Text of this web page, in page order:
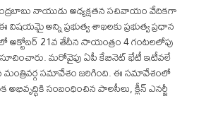
నాయుడు అధ్యక్షతన సచివాయం వేదికగా
అన్ని ప్రభుత్వ శాఖలకు ప్రభుత్వ ప్రధాన
అక్టోబర్ 21వ తేదీన సాయంత్రం 4 గంటలలోపు
మరోవైపు ఏపీ కేబినెట్ భేటీ ఇటీవలే
మంత్రివర్గ సమావేశం జరిగింది. ఈ సమావేశంలో
సంబంధించిన పాలసీలు, క్లీన్ ఎనర్జీ